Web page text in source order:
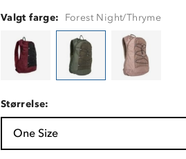
Valgt farge: Forest Night/Thryme
Størrelse:
One Size